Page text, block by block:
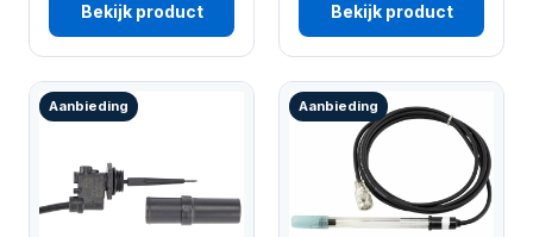
Bekijk product Bekijk product
Aanbieding Aanbieding